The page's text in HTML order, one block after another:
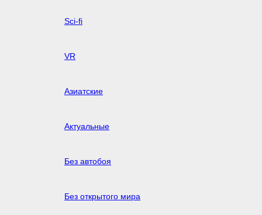
Sci-fi
VR
Азиатские
Актуальные
Без автобоя
Без открытого мира